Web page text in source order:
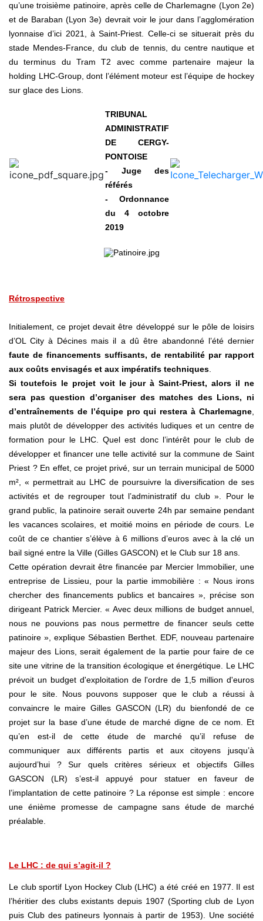
qu’une troisième patinoire, après celle de Charlemagne (Lyon 2e)
et de Baraban (Lyon 3e) devrait voir le jour dans l’agglomération
lyonnaise d’ici 2021, à Saint-Priest. Celle-ci se situerait près du
stade Mendes-France, du club de tennis, du centre nautique et
du terminus du Tram T2 avec comme partenaire majeur la
holding LHC-Group, dont l’élément moteur est l’équipe de hockey
sur glace des Lions.
TRIBUNAL
ADMINISTRATIF
DE CERGY-
PONTOISE
- Juge des
référés
- Ordonnance
du 4 octobre
2019
Rétrospective
Initialement, ce projet devait être développé sur le pôle de loisirs
d’OL City à Décines mais il a dû être abandonné l’été dernier
faute de financements suffisants, de rentabilité par rapport
aux coûts envisagés et aux impératifs techniques.
Si toutefois le projet voit le jour à Saint-Priest, alors il ne
sera pas question d’organiser des matches des Lions, ni
d’entraînements de l’équipe pro qui restera à Charlemagne,
mais plutôt de développer des activités ludiques et un centre de
formation pour le LHC. Quel est donc l’intérêt pour le club de
développer et financer une telle activité sur la commune de Saint
Priest ? En effet, ce projet privé, sur un terrain municipal de 5000
m², « permettrait au LHC de poursuivre la diversification de ses
activités et de regrouper tout l’administratif du club ». Pour le
grand public, la patinoire serait ouverte 24h par semaine pendant
les vacances scolaires, et moitié moins en période de cours. Le
coût de ce chantier s’élève à 6 millions d’euros avec à la clé un
bail signé entre la Ville (Gilles GASCON) et le Club sur 18 ans.
Cette opération devrait être financée par Mercier Immobilier, une
entreprise de Lissieu, pour la partie immobilière : « Nous irons
chercher des financements publics et bancaires », précise son
dirigeant Patrick Mercier. « Avec deux millions de budget annuel,
nous ne pouvions pas nous permettre de financer seuls cette
patinoire », explique Sébastien Berthet. EDF, nouveau partenaire
majeur des Lions, serait également de la partie pour faire de ce
site une vitrine de la transition écologique et énergétique. Le LHC
prévoit un budget d'exploitation de l'ordre de 1,5 million d'euros
pour le site. Nous pouvons supposer que le club a réussi à
convaincre le maire Gilles GASCON (LR) du bienfondé de ce
projet sur la base d’une étude de marché digne de ce nom. Et
qu’en est-il de cette étude de marché qu’il refuse de
communiquer aux différents partis et aux citoyens jusqu’à
aujourd’hui ? Sur quels critères sérieux et objectifs Gilles
GASCON (LR) s’est-il appuyé pour statuer en faveur de
l’implantation de cette patinoire ? La réponse est simple : encore
une énième promesse de campagne sans étude de marché
préalable.
Le LHC : de qui s’agit-il ?
Le club sportif Lyon Hockey Club (LHC) a été créé en 1977. Il est
l’héritier des clubs existants depuis 1907 (Sporting club de Lyon
puis Club des patineurs lyonnais à partir de 1953). Une société